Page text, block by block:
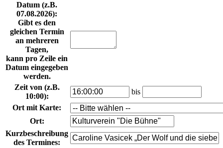
Datum (z.B.
07.08.2026):
Gibt es den
gleichen Termin
an mehreren
Tagen,
kann pro Zeile ein
Datum eingegeben
werden.
Zeit von(z.B.
10:00):
bis
Ort mit Karte:
Ort:
Kurzbeschreibung
des Termines: